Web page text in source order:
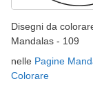
Disegni da
Mandalas - 109
nelle Pagine
Colorare